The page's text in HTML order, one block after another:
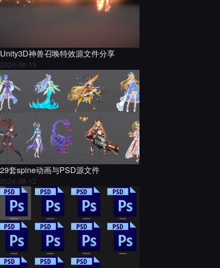
Unity3D神兽召唤特效源文件分享
2024-08-15
29套spine动画与PSD源文件
2024-08-12